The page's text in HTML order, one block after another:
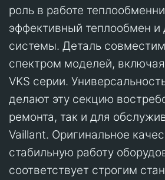
роль в работе
эффективный теплообмен и
системы. Деталь
спектром моделей, включая
VKS серии.
делают эту секцию
ремонта, так и для
Vaillant. Оригинальное
стабильную работу
соответствует строгим